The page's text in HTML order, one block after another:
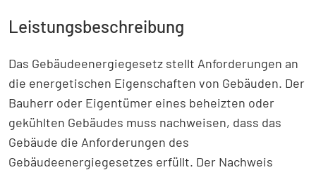
Leistungsbeschreibung
Das Gebäudeenergiegesetz stellt Anforderungen an
die energetischen Eigenschaften von Gebäuden. Der
Bauherr oder Eigentümer eines beheizten oder
gekühlten Gebäudes muss nachweisen, dass das
Gebäude die Anforderungen des
Gebäudeenergiegesetzes erfüllt. Der Nachweis